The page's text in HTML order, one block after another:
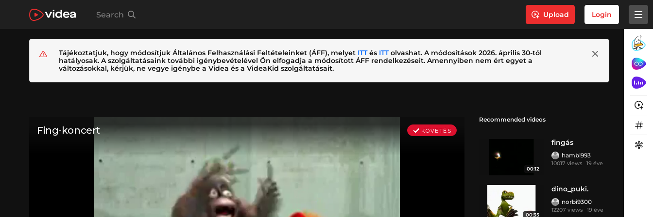
Search Upload Login
Tájékoztatjuk, hogy módosítjuk Általános Felhasználási Feltételeinket (ÁFF), melyet ITTés ITTolvashat. A módosítások 2026. április 30-tól
hatályosak. A szolgáltatásaink további igénybevételével Ön elfogadja a módosított ÁFF rendelkezéseit. Amennyiben nem ért egyet a
változásokkal, kérjük, ne vegye igénybe a Videa és a VideaKid szolgáltatásait.
Recommended videos
00:12
fingás
hambi993
10017 views 19 éve
00:35
dino_puki.
norbi9300
12207 views 19 éve